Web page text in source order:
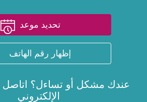
تحديد موعد
إظهار رقم الهاتف
عندك مشكل أو تساءل؟ اتاصل
الإلكتروني